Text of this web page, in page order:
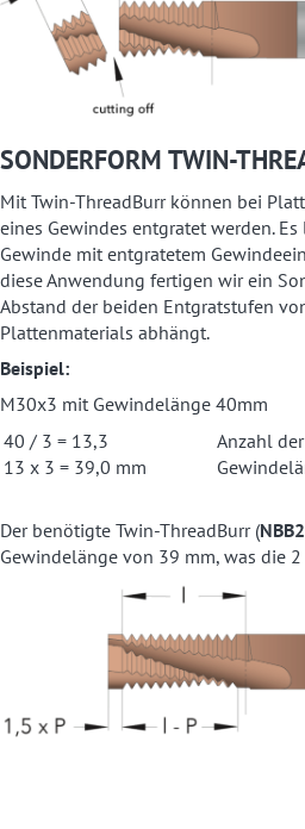
SONDERFORM TWIN-
Mit Twin-ThreadBurr können bei
eines Gewindes entgratet werden.
Gewinde mit entgratetem
diese Anwendung fertigen wir ein
Abstand der beiden Entgratstufen
Plattenmaterials abhängt.
Beispiel:
M30x3 mit Gewindelänge 40mm
40 / 3 = 13,3
Anzahl
13 x 3 = 39,0 mm
Der benötigte Twin-ThreadBurr (
Gewindelänge von 39 mm, was die